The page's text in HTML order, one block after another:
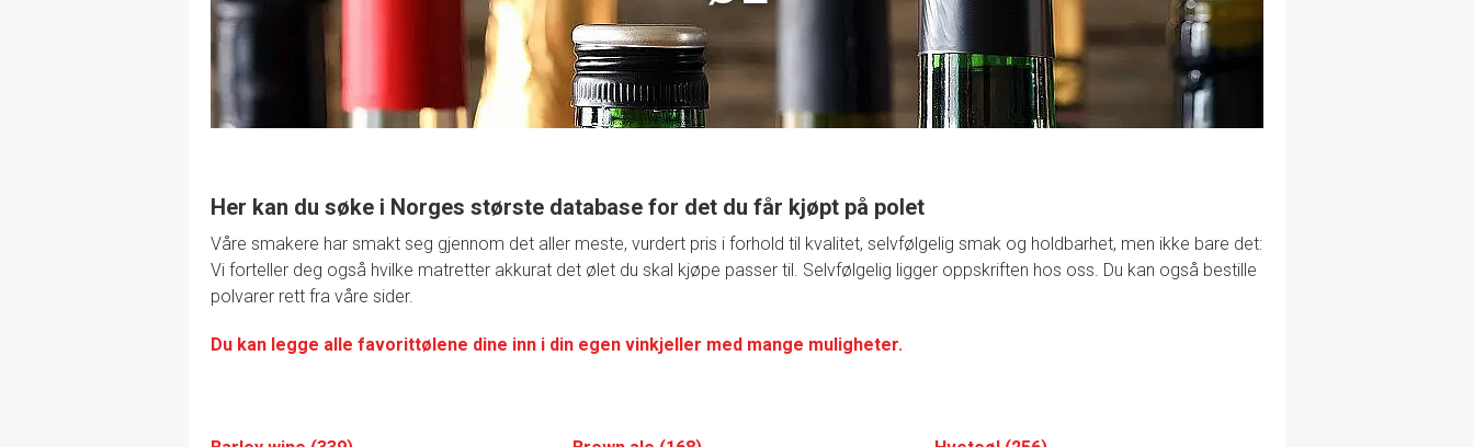
Her kan du søke i Norges største database for det du får kjøpt på polet
Våre smakere har smakt seg gjennom det aller meste, vurdert pris i forhold til kvalitet, selvfølgelig smak og holdbarhet, men ikke bare det:
Vi forteller deg også hvilke matretter akkurat det ølet du skal kjøpe passer til. Selvfølgelig ligger oppskriften hos oss. Du kan også bestille
polvarer rett fra våre sider.
Du kan legge alle favorittølene dine inn i din egen vinkjeller med mange muligheter.